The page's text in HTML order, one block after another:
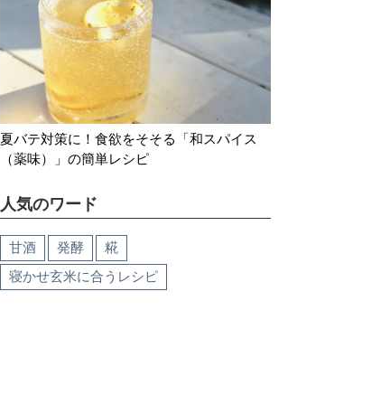
夏バテ対策に！食欲をそそる「和スパイス
（薬味）」の簡単レシピ
人気のワード
甘酒 発酵
糀
寝かせ玄米に合うレシピ